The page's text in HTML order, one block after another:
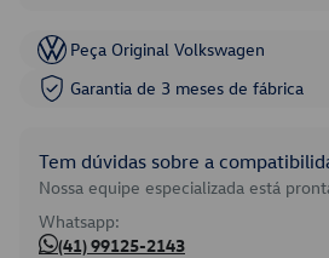
Peça Original Volkswagen
Garantia de 3 meses de fábrica
Tem dúvidas sobre a
Nossa equipe especializada está
Whatsapp:
(41) 99125-2143